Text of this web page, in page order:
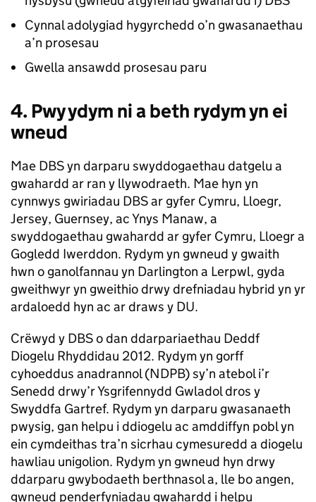
Cynnal adolygiad hygyrchedd o’n gwasanaethau
a’n prosesau
Gwella ansawdd prosesau paru
4. Pwy ydym ni a beth rydym yn ei
wneud
Mae DBS yn darparu swyddogaethau datgelu a
gwahardd ar ran y llywodraeth. Mae hyn yn
cynnwys gwiriadau DBS ar gyfer Cymru, Lloegr,
Jersey, Guernsey, ac Ynys Manaw, a
swyddogaethau gwahardd ar gyfer Cymru, Lloegr a
Gogledd Iwerddon. Rydym yn gwneud y gwaith
hwn o ganolfannau yn Darlington a Lerpwl, gyda
gweithwyr yn gweithio drwy drefniadau hybrid yn yr
ardaloedd hyn ac ar draws y DU.
Crëwyd y DBS o dan ddarpariaethau Deddf
Diogelu Rhyddidau 2012. Rydym yn gorff
cyhoeddus anadrannol (NDPB) sy’n atebol i’r
Senedd drwy’r Ysgrifennydd Gwladol dros y
Swyddfa Gartref. Rydym yn darparu gwasanaeth
pwysig, gan helpu i ddiogelu ac amddiffyn pobl yn
ein cymdeithas tra’n sicrhau cymesuredd a diogelu
hawliau unigolion. Rydym yn gwneud hyn drwy
ddarparu gwybodaeth berthnasol a, lle bo angen,
gwneud penderfyniadau gwahardd i helpu